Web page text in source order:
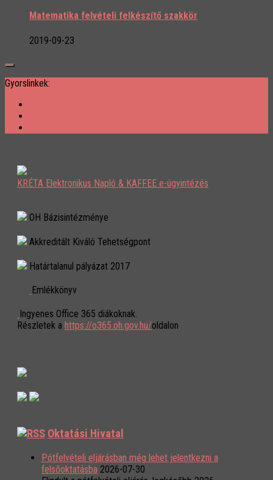
Matematika felvételi felkészítő szakkör
2019-09-23
Gyorslinkek:
KRÉTA Elektronikus Napló & KAFFEE e-ügyintézés
OH Bázisintézménye
Akkreditált Kiváló Tehetségpont
Határtalanul pályázat 2017
Emlékkönyv
Ingyenes Office 365 diákoknak.
Részletek a https://o365.oh.gov.hu/oldalon
Oktatási Hivatal
Pótfelvételi eljárásban még lehet jelentkezni a
felsőoktatásba 2026-07-30